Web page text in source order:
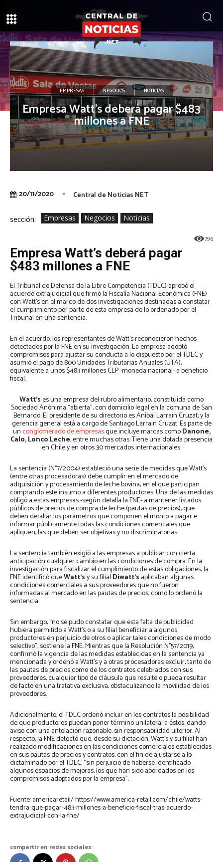
EMPRESAS NEGOCIOS NOTICIAS
Empresa Watt’s deberá pagar $483
millones a FNE
20/11/2020 Central de Noticias NET
sección: Empresas Negocios Noticias
796
Empresa Watt’s deberá pagar
$483 millones a FNE
El Tribunal de Defensa de la Libre Competencia (TDLC) aprobó el
acuerdo extrajudicial que firmó la Fiscalía Nacional Económica (FNE)
con Watt’s en el marco de dos investigaciones destinadas a constatar
el cumplimiento por parte de esta empresa de lo ordenado por el
Tribunal en una sentencia.
En el acuerdo, los representantes de Watt’s reconocieron hechos
detectados por la FNE en su investigación. La empresa adoptó
compromisos para ajustar su conducta a lo dispuesto por el TDLC y
asumió el pago de 800 Unidades Tributarias Anuales (UTA),
equivalente a unos $483 millones CLP -moneda nacional- a beneficio
fiscal.
Watt’ses una empresa del rubro alimentario, constituida como
Sociedad Anónima “abierta”, con domicilio legal en la comuna de San
Bernardo. El presidente de su directorio es Aníbal Larrain Cruzat; y la
gerencia general está a cargo de Santiago Larrain Cruzat. Es parte de
unconglomerado de empresasque incluye marcas comoDanone,
Calo, Lonco Leche, entre muchas otras. Tiene una dotada presencia
en Chile y en otros 30 mercados internacionales.
La sentencia (N°7/2004) estableció una serie de medidas que Watt’s
(entre otras procesadoras) debe cumplir en el mercado de
adquisición y procesamiento de leche bovina, en el que participan
comprando este insumo a diferentes productores. Una de las medidas
obligó a estas empresas -según detalla la FNE- a mantener listados
públicos de precios de compra de leche (pautas de precios), que
deben detallar los parámetros que componen el monto a pagar e
informar públicamente todas las condiciones comerciales que
apliquen, las que deben ser objetivas y no discriminatorias.
La sentencia también exigió a las empresas a publicar con cierta
anticipación cualquier cambio en las condiciones de compra. En la
investigación para fiscalizar el cumplimiento de estas obligaciones, la
FNE identificó queWatt’sy su filial Diwatt’s aplicaban algunas
condiciones comerciales a sus proveedores que no fueron
informadas al mercado en las pautas de precios, como lo ordenó la
sentencia.
Sin embargo, “no se pudo constatar que esta falta de publicidad
hubiera permitido a Watt’s o a su filial beneficiar a algunos
productores en perjuicio de otros o aplicar tales condiciones de modo
selectivo”, sostiene la FNE. Mientras que la Resolución N°57/2019,
confirmó la vigencia de las medidas establecidas en la sentencia ya
mencionada y ordenó a Watt’s y a otras procesadoras excluir, tanto de
las pautas de precios como de los contratos celebrados con sus
proveedores, cualquier tipo de cláusula que resulte o pueda resultar
de facto en una tratativa exclusiva, obstaculizando la movilidad de los
proveedores.
Adicionalmente, el TDLC ordenó incluir en los contratos la posibilidad
de que productores puedan poner término unilateral a éstos, dando
aviso con una antelación razonable, sin responsabilidad ulterior. Al
respecto, la FNE detectó que, desde su dictación, Watt’s y su filial han
realizado modificaciones en las condiciones comerciales establecidas
en sus pautas de precios y contratos, con el fin de ajustarse a lo
dictaminado por el TDLC, “sin perjuicio de haberse identificado
algunos espacios de mejoras, los que han sido abordados en los
compromisos adoptados por la empresa”.
Fuente: americaretail/ https://www.america-retail.com/chile/watts-
tendra-que-pagar-483-millones-a-beneficio-fiscal-tras-acuerdo-
extrajudicial-con-la-fne/
compartir en redes sociales: